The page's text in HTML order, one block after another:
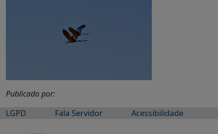
Publicado por:
LGPD
Fala Servidor Acessibilidade